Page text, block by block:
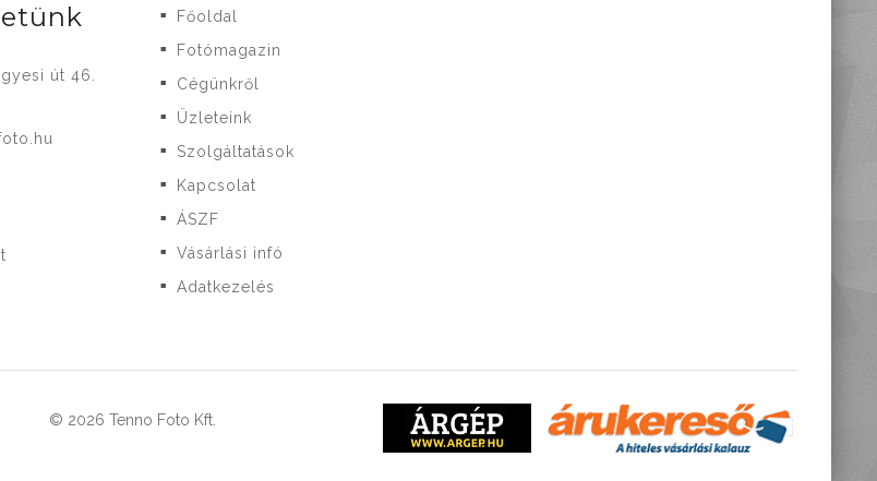
út 46.
■ Főoldal
■ Fotómagazin
■ Cégünkről
■ Üzleteink
■ Szolgáltatások
■ Kapcsolat
■ ÁSZF
■ Vásárlási infó
■ Adatkezelés
© 2026 Tenno Foto Kft.